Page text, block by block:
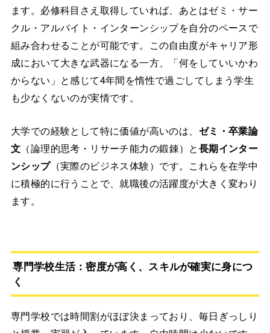
ます。必修科目さえ取得していれば、あとはゼミ・サー
クル・アルバイト・インターンシップを自分のペースで
組み合わせることが可能です。この自由度がキャリア形
成において大きな武器になる一方、「何をしていいかわ
からない」と感じて4年間を惰性で過ごしてしまう学生
も少なくないのが実情です。
大学での経験として特に価値が高いのは、 ゼミ・卒業論
文 （論理的思考・リサーチ能力の鍛錬）と長期インター
ンシップ（実際のビジネス体験）です。これらを在学中
に積極的に行うことで、就職後の活躍度が大きく変わり
ます。
専門学校生活：密度が高く、スキルが確実に身につ
く
専門学校では時間割がほぼ決まっており、毎日ぎっしり